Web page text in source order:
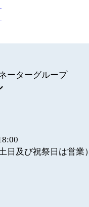
ーターグループ
日及び祝祭日は営業）